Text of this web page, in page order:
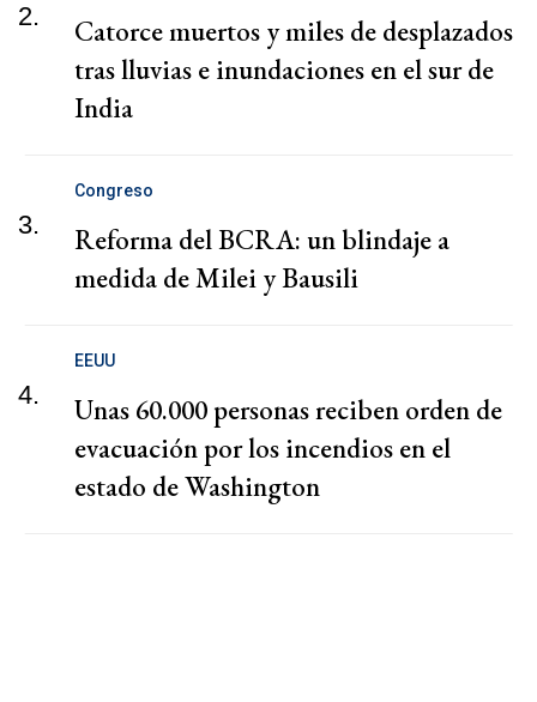
2.
Catorce muertos y miles de desplazados
tras lluvias e inundaciones en el sur de
India
3.
Congreso
Reforma del BCRA: un blindaje a
medida de Milei y Bausili
4.
EEUU
Unas 60.000 personas reciben orden de
evacuación por los incendios en el
estado de Washington